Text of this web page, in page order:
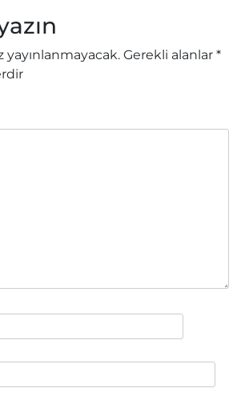
yayınlanmayacak. Gerekli alanlar *